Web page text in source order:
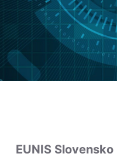
EUNIS Slovensko